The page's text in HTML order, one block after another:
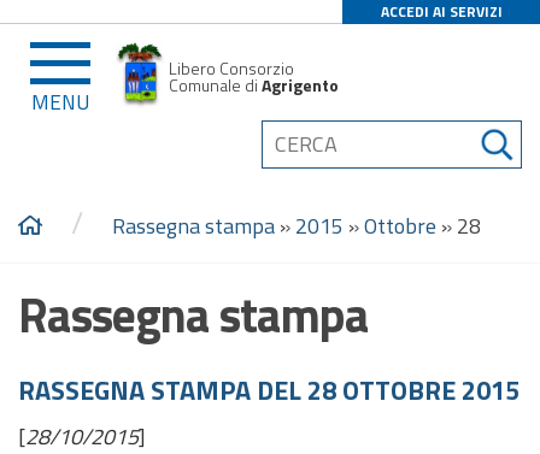
ACCEDI AI SERVIZI
MENU
Libero Consorzio
Comunale diAgrigento
/ Rassegna stampa»2015 »Ottobre »28
Rassegna stampa
RASSEGNA STAMPA DEL 28 OTTOBRE 2015
[28/10/2015]